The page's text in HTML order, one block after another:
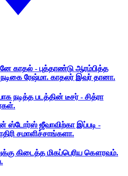
காதல் - புத்தாண்டு ஆரம்பித்த
நடிகை ரேஷ்மா. காதலர் இவர் தானா.
நடித்த படத்தின் டீசர் - சித்ரா
ஸ்டோர்ஸ் ஜீவாவிற்கா இப்படி -
சமாளிச்சாங்களா.
கிடைத்த மிகப்பெரிய கௌரவம்.